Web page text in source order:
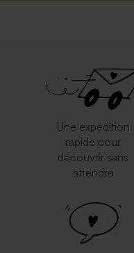
Une expédition
rapide pour
découvrir sans
attendre